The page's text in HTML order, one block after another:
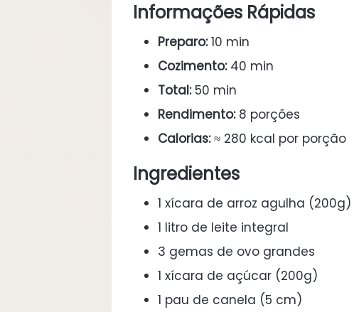
Informações Rápidas
Preparo:10 min
Cozimento:40 min
Total:50 min
Rendimento:8 porções
Calorias:≈ 280 kcal por porção
Ingredientes
1 xícara de arroz agulha (200g)
1 litro de leite integral
3 gemas de ovo grandes
1 xícara de açúcar (200g)
1 pau de canela (5 cm)